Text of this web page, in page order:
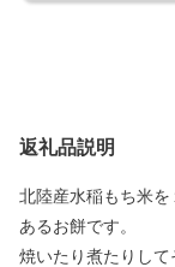
返礼品説明
北陸産水稲もち米
あるお餅です。
焼いたり煮たりし